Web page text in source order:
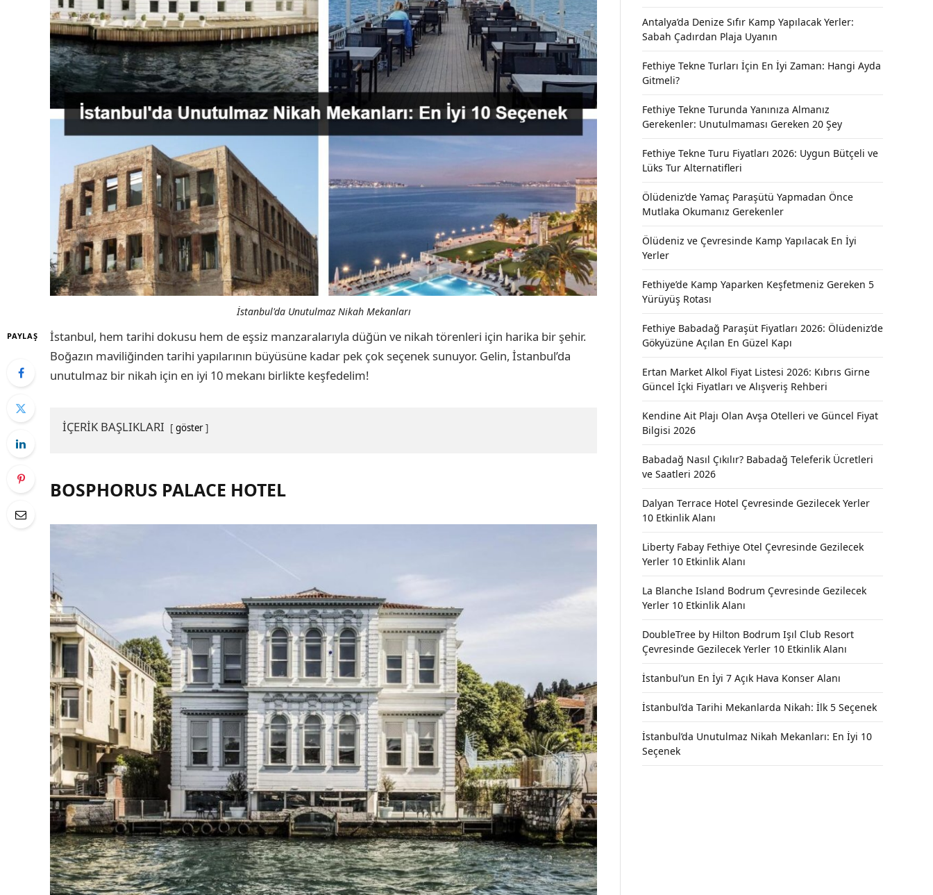
İstanbul'da Unutulmaz Nikah Mekanları
PAYLAŞ
İstanbul, hem tarihi dokusu hem de eşsiz manzaralarıyla düğün ve nikah törenleri için harika bir şehir.
Boğazın maviliğinden tarihi yapılarının büyüsüne kadar pek çok seçenek sunuyor. Gelin, İstanbul’da
unutulmaz bir nikah için en iyi 10 mekanı birlikte keşfedelim!
İÇERİK BAŞLIKLARI göster
BOSPHORUS PALACE HOTEL
Antalya’da Denize Sıfır Kamp Yapılacak Yerler:
Sabah Çadırdan Plaja Uyanın
Fethiye Tekne Turları İçin En İyi Zaman: Hangi Ayda
Gitmeli?
Fethiye Tekne Turunda Yanınıza Almanız
Gerekenler: Unutulmaması Gereken 20 Şey
Fethiye Tekne Turu Fiyatları 2026: Uygun Bütçeli ve
Lüks Tur Alternatifleri
Ölüdeniz’de Yamaç Paraşütü Yapmadan Önce
Mutlaka Okumanız Gerekenler
Ölüdeniz ve Çevresinde Kamp Yapılacak En İyi
Yerler
Fethiye’de Kamp Yaparken Keşfetmeniz Gereken 5
Yürüyüş Rotası
Fethiye Babadağ Paraşüt Fiyatları 2026: Ölüdeniz’de
Gökyüzüne Açılan En Güzel Kapı
Ertan Market Alkol Fiyat Listesi 2026: Kıbrıs Girne
Güncel İçki Fiyatları ve Alışveriş Rehberi
Kendine Ait Plajı Olan Avşa Otelleri ve Güncel Fiyat
Bilgisi 2026
Babadağ Nasıl Çıkılır? Babadağ Teleferik Ücretleri
ve Saatleri 2026
Dalyan Terrace Hotel Çevresinde Gezilecek Yerler
10 Etkinlik Alanı
Liberty Fabay Fethiye Otel Çevresinde Gezilecek
Yerler 10 Etkinlik Alanı
La Blanche Island Bodrum Çevresinde Gezilecek
Yerler 10 Etkinlik Alanı
DoubleTree by Hilton Bodrum Işıl Club Resort
Çevresinde Gezilecek Yerler 10 Etkinlik Alanı
İstanbul’un En İyi 7 Açık Hava Konser Alanı
İstanbul’da Tarihi Mekanlarda Nikah: İlk 5 Seçenek
İstanbul’da Unutulmaz Nikah Mekanları: En İyi 10
Seçenek